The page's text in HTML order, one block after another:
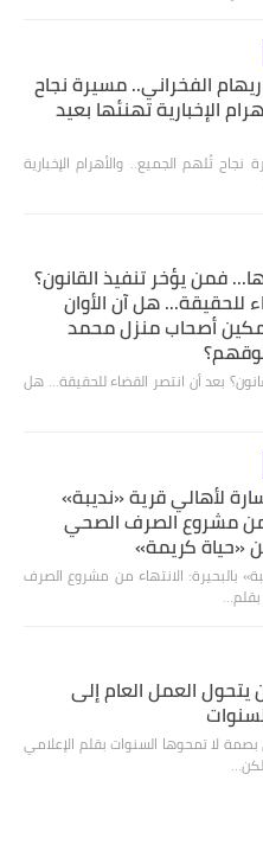
ريهام الفخراني.. مسيرة نجاح
الإخبارية تهنئها بعيد
نجاح تُلهم الجميع.. والأهرام الإخبارية
فمن يؤخر تنفيذ القانون؟
للحقيقة... هل آن الأوان
أصحاب منزل محمد
بعد أن انتصر القضاء للحقيقة... هل
لأهالي قرية «نديبة»
من مشروع الصرف الصحي
بالبحيرة: الانتهاء من مشروع الصرف
العمل العام إلى
لا تمحوها السنوات بقلم الإعلامي